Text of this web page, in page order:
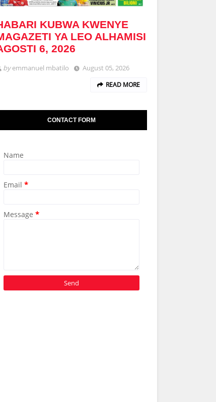
KUBWA KWENYE
YA LEO ALHAMISI
6, 2026
byemmanuel mbatilo August 05, 2026
READ MORE
CONTACT FORM
Name
Email *
Message *